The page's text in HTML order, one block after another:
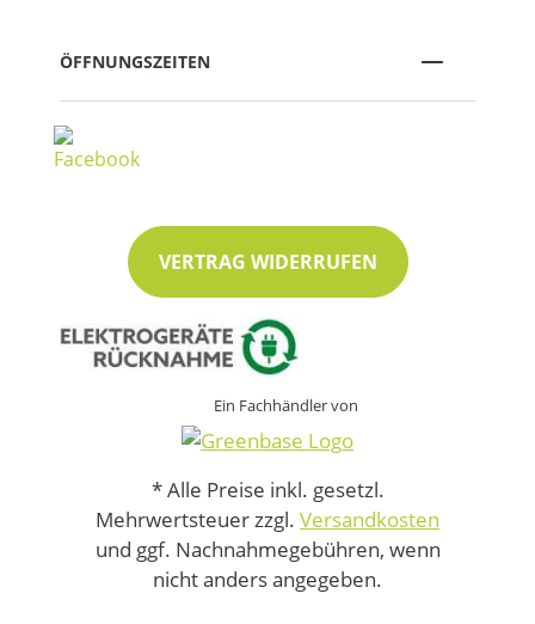
ÖFFNUNGSZEITEN
VERTRAG WIDERRUFEN
Ein Fachhändler von
* Alle Preise inkl. gesetzl.
Mehrwertsteuer zzgl. Versandkosten
und ggf. Nachnahmegebühren, wenn
nicht anders angegeben.